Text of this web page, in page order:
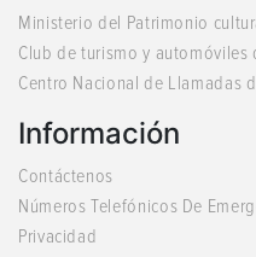
Ministerio del Patrimonio
Club de turismo y automóviles
Centro Nacional de Llamadas
Información
Contáctenos
Números Telefónicos De
Privacidad